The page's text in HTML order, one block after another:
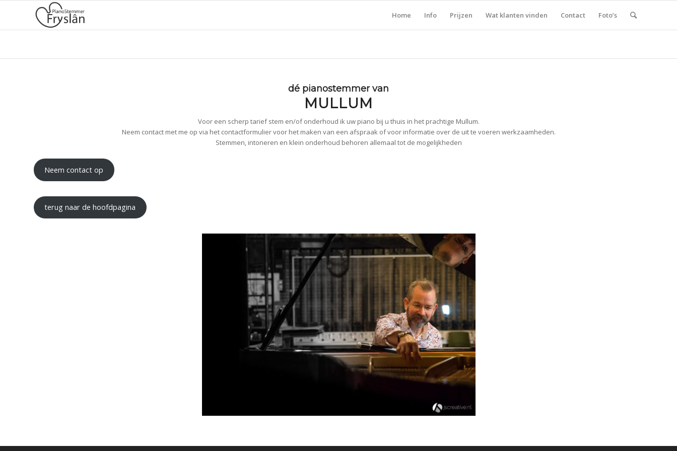
Home Info Prijzen Wat klanten vinden Contact Foto’s
dé pianostemmer van
MULLUM
Voor een scherp tarief stem en/of onderhoud ik uw piano bij u thuis in het prachtige Mullum.
Neem contact met me op via het contactformulier voor het maken van een afspraak of voor informatie over de uit te voeren werkzaamheden.
Stemmen, intoneren en klein onderhoud behoren allemaal tot de mogelijkheden
Neem contact op
terug naar de hoofdpagina